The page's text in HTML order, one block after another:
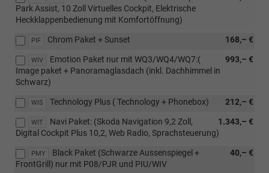
Park Assist, 10 Zoll Virtuelles Cockpit, Elektrische
Heckklappenbedienung mit Komfortöffnung)
PIF 168,– €
Chrom Paket + Sunset
WIV 993,– €
Emotion Paket nur mit WQ3/WQ4/WQ7:(
Image paket + Panoramaglasdach (inkl. Dachhimmel in
Schwarz)
WIS 212,– €
Technology Plus ( Technology + Phonebox)
WIT 1.343,– €
Navi Paket: (Skoda Navigation 9,2 Zoll,
Digital Cockpit Plus 10,2, Web Radio, Sprachsteuerung)
PMY 40,– €
Black Paket (Schwarze Aussenspiegel +
FrontGrill) nur mit P08/PJR und PIU/WIV